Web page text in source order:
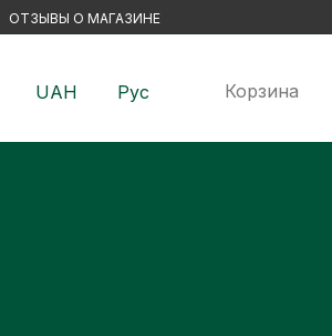
ОТЗЫВЫ О МАГАЗИНЕ
UAH Рус Корзина